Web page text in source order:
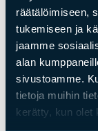
räätälöimiseen,
tukemiseen ja
jaamme
alan
sivustoamme.
tietoja muihin
kerätty, kun olet
Tiilet
MTL60